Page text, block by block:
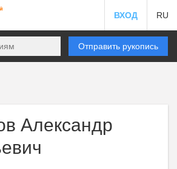
ВХОД RU
Отправить рукопись
Александр